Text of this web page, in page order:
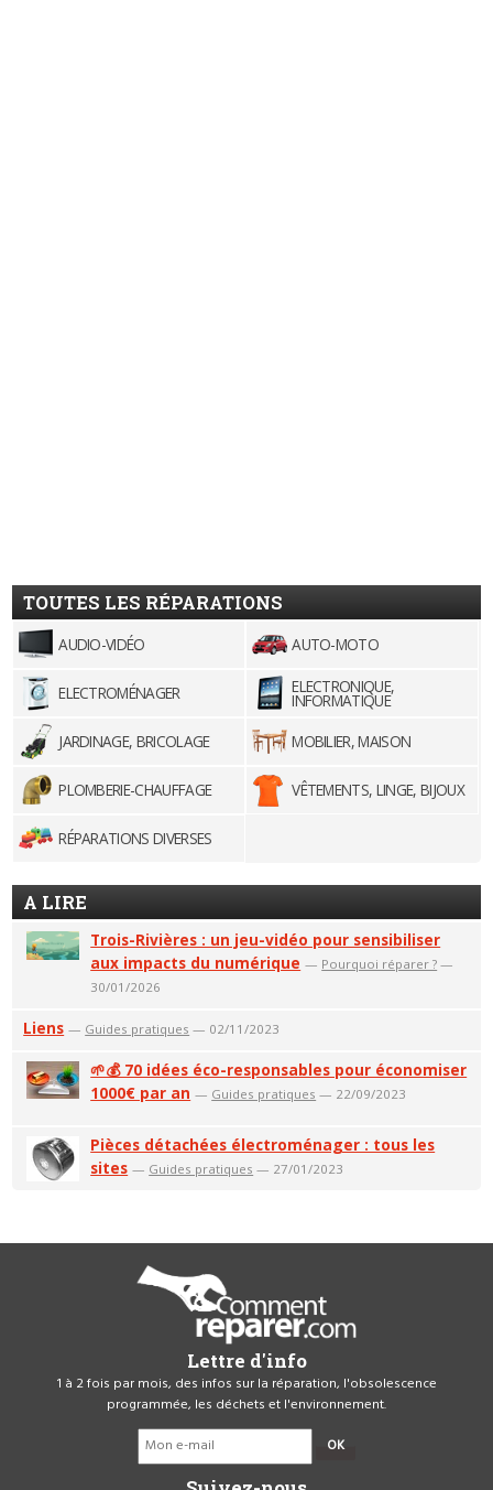
TOUTES LES RÉPARATIONS
AUDIO-VIDÉO AUTO-MOTO
ELECTROMÉNAGER ELECTRONIQUE,
INFORMATIQUE
JARDINAGE, BRICOLAGE
MOBILIER, MAISON
PLOMBERIE-CHAUFFAGE VÊTEMENTS, LINGE, BIJOUX
RÉPARATIONS DIVERSES
A LIRE
Trois-Rivières : un jeu-vidéo pour sensibiliser
aux impacts du numérique — Pourquoi réparer ? —
30/01/2026
Liens — Guides pratiques — 02/11/2023
🌱💰 70 idées éco-responsables pour économiser
1000€ par an — Guides pratiques — 22/09/2023
Pièces détachées électroménager : tous les
sites — Guides pratiques — 27/01/2023
Lettre d'info
1 à 2 fois par mois, des infos sur la réparation, l'obsolescence
programmée, les déchets et l'environnement.
OK